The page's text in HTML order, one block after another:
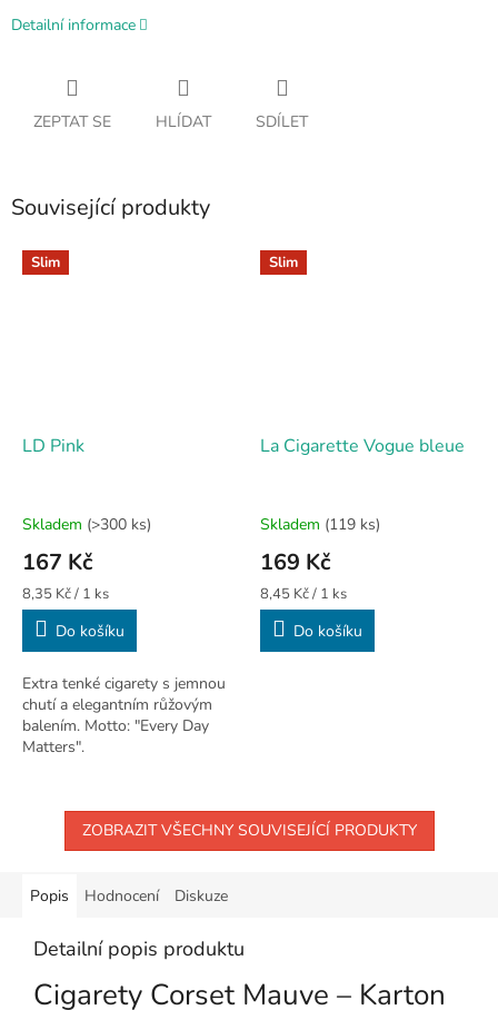
Detailní informace
ZEPTAT SE HLÍDAT SDÍLET
Související produkty
Slim
LD Pink
Skladem (>300 ks)
167 Kč
Měrná
cena:
8,35 Kč / 1 ks
Do košíku
Extra tenké cigarety s jemnou
chutí a elegantním růžovým
balením. Motto: "Every Day
Matters".
Slim
La Cigarette Vogue bleue
Skladem (119 ks)
169 Kč
Měrná
cena:
8,45 Kč / 1 ks
Do košíku
ZOBRAZIT VŠECHNY SOUVISEJÍCÍ PRODUKTY
Popis Hodnocení Diskuze
Detailní popis produktu
Cigarety Corset Mauve – Karton